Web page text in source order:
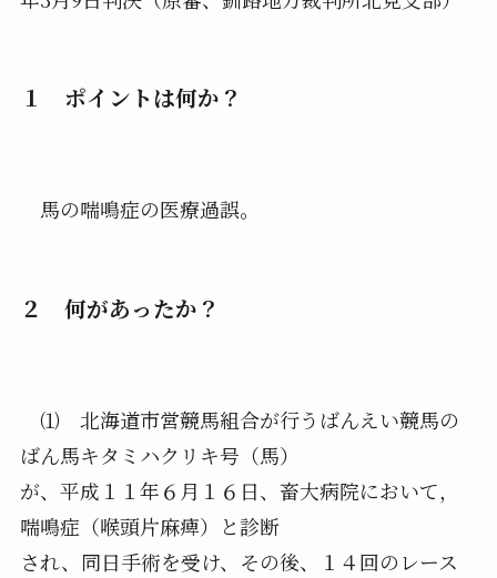
１ ポイントは何か？
馬の喘鳴症の医療過誤。
２ 何があったか？
⑴ 北海道市営競馬組合が行うばんえい競馬の
ばん馬キタミハクリキ号（馬）
が、平成１１年６月１６日、畜大病院において，
喘鳴症（喉頭片麻痺）と診断
され、同日手術を受け、その後、１４回のレース